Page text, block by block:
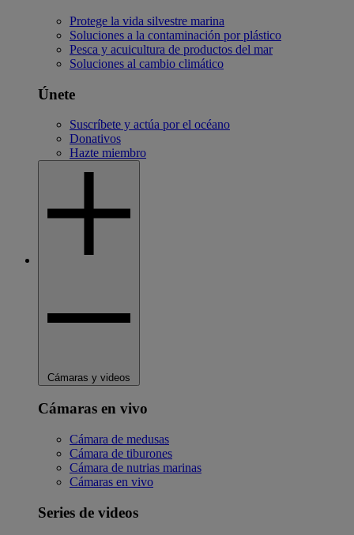
Protege la vida silvestre marina
Soluciones a la contaminación por plástico
Pesca y acuicultura de productos del mar
Soluciones al cambio climático
Únete
Suscríbete y actúa por el océano
Donativos
Hazte miembro
Cámaras y videos
Cámaras en vivo
Cámara de medusas
Cámara de tiburones
Cámara de nutrias marinas
Cámaras en vivo
Series de videos